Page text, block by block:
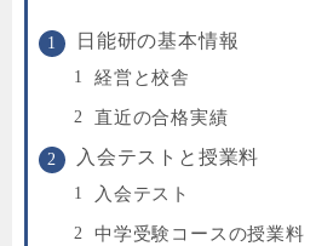
日能研の基本情報
経営と校舎
直近の合格実績
入会テストと授業料
入会テスト
中学受験コースの授業料